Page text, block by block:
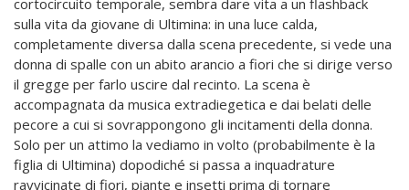
cortocircuito temporale, sembra dare vita a un flashback
sulla vita da giovane di Ultimina: in una luce calda,
completamente diversa dalla scena precedente, si vede una
donna di spalle con un abito arancio a fiori che si dirige verso
il gregge per farlo uscire dal recinto. La scena è
accompagnata da musica extradiegetica e dai belati delle
pecore a cui si sovrappongono gli incitamenti della donna.
Solo per un attimo la vediamo in volto (probabilmente è la
figlia di Ultimina) dopodiché si passa a inquadrature
ravvicinate di fiori, piante e insetti prima di tornare